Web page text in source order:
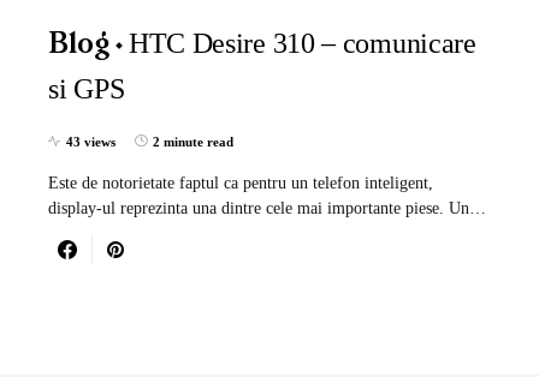
Blog
HTC Desire 310 – comunicare
si GPS
43 views 2 minute read
Este de notorietate faptul ca pentru un telefon inteligent,
display-ul reprezinta una dintre cele mai importante piese. Un…